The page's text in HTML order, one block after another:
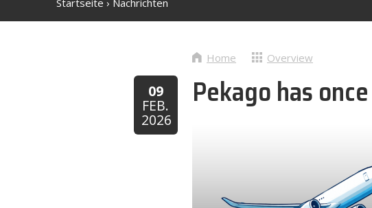
Startseite › Nachrichten
Home Overview
Pekago has
09
FEB.
2026